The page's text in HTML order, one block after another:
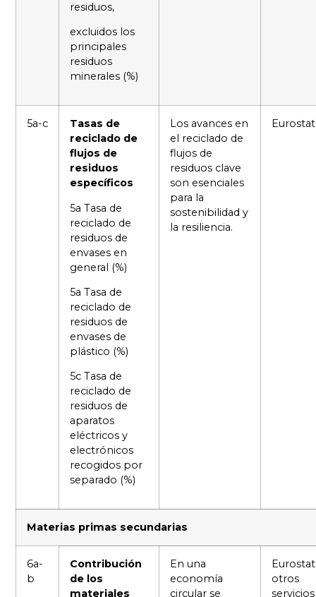
residuos,
excluidos los
principales
residuos
minerales (%)
5a-c
Tasas de
reciclado de
flujos de
residuos
específicos
5a Tasa de
reciclado de
residuos de
envases en
general (%)
5a Tasa de
reciclado de
residuos de
envases de
plástico (%)
5c Tasa de
reciclado de
residuos de
aparatos
eléctricos y
electrónicos
recogidos por
separado (%)
Los avances en
el reciclado de
flujos de
residuos clave
son esenciales
para la
sostenibilidad y
la resiliencia.
Eurostat
Materias primas secundarias
6a-
b
Contribución
de los
materiales
En una
economía
circular se
otros